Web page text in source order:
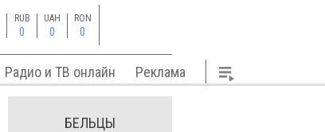
RUB
0
UAH
0
RON
0
Радио и ТВ онлайн Реклама
БЕЛЬЦЫ